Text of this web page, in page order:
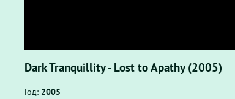
Dark Tranquillity - Lost to Apathy (2005)
Год: 2005